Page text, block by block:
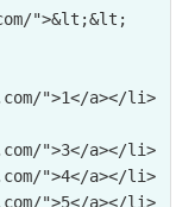
">&lt;&lt;
">1</a></li>
">3</a></li>
">4</a></li>
">5</a></li>